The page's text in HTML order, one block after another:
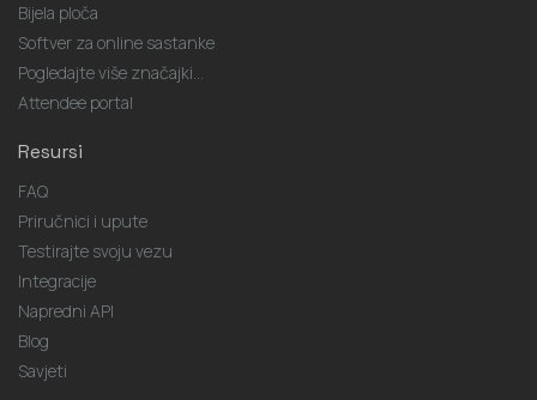
Bijela ploča
Softver za online sastanke
Pogledajte više značajki...
Attendee portal
Resursi
FAQ
Priručnici i upute
Testirajte svoju vezu
Integracije
Napredni API
Blog
Savjeti